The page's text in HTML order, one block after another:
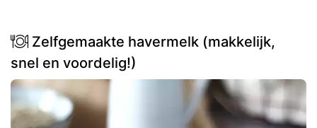
Zelfgemaakte havermelk (makkelijk,
snel en voordelig!)